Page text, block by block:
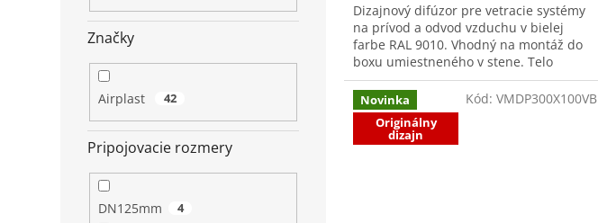
Značky
Airplast 42
Pripojovacie rozmery
DN125mm 4
Dizajnový difúzor pre vetracie systémy
na prívod a odvod vzduchu v bielej
farbe RAL 9010. Vhodný na montáž do
boxu umiestneného v stene. Telo
difúzora sa skladá z montážneho...
Novinka
Originálny
dizajn
Kód: VMDP300X100VB